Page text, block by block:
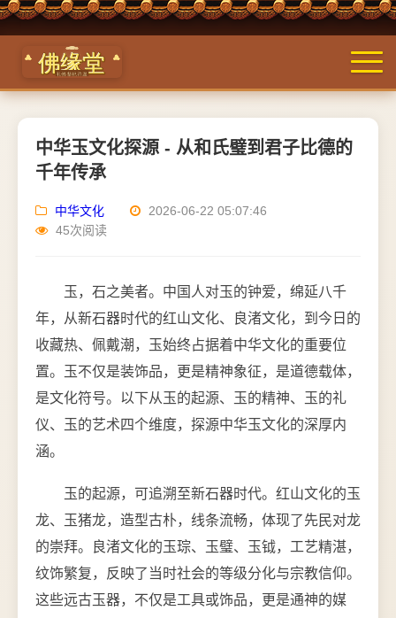
中华玉文化探源 - 从和氏璧到君子比德的
千年传承
中华文化
2026-06-22 05:07:46
45次阅读
玉，石之美者。中国人对玉的钟爱，绵延八千
年，从新石器时代的红山文化、良渚文化，到今日的
收藏热、佩戴潮，玉始终占据着中华文化的重要位
置。玉不仅是装饰品，更是精神象征，是道德载体，
是文化符号。以下从玉的起源、玉的精神、玉的礼
仪、玉的艺术四个维度，探源中华玉文化的深厚内
涵。
玉的起源，可追溯至新石器时代。红山文化的玉
龙、玉猪龙，造型古朴，线条流畅，体现了先民对龙
的崇拜。良渚文化的玉琮、玉璧、玉钺，工艺精湛，
纹饰繁复，反映了当时社会的等级分化与宗教信仰。
这些远古玉器，不仅是工具或饰品，更是通神的媒